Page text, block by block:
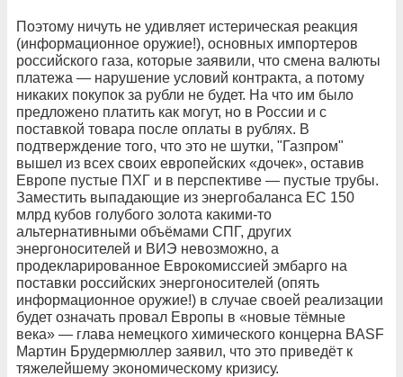
Поэтому ничуть не удивляет истерическая реакция
(информационное оружие!), основных импортеров
российского газа, которые заявили, что смена валюты
платежа — нарушение условий контракта, а потому
никаких покупок за рубли не будет. На что им было
предложено платить как могут, но в России и с
поставкой товара после оплаты в рублях. В
подтверждение того, что это не шутки, "Газпром"
вышел из всех своих европейских «дочек», оставив
Европе пустые ПХГ и в перспективе — пустые трубы.
Заместить выпадающие из энергобаланса ЕС 150
млрд кубов голубого золота какими-то
альтернативными объёмами СПГ, других
энергоносителей и ВИЭ невозможно, а
продекларированное Еврокомиссией эмбарго на
поставки российских энергоносителей (опять
информационное оружие!) в случае своей реализации
будет означать провал Европы в «новые тёмные
века» — глава немецкого химического концерна BASF
Мартин Брудермюллер заявил, что это приведёт к
тяжелейшему экономическому кризису.